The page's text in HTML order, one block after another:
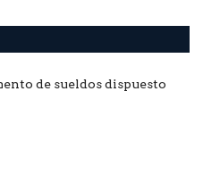
de sueldos dispuesto